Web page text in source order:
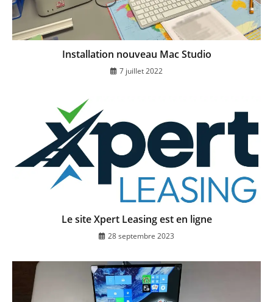
Installation nouveau Mac Studio
7 juillet 2022
Le site Xpert Leasing est en ligne
28 septembre 2023